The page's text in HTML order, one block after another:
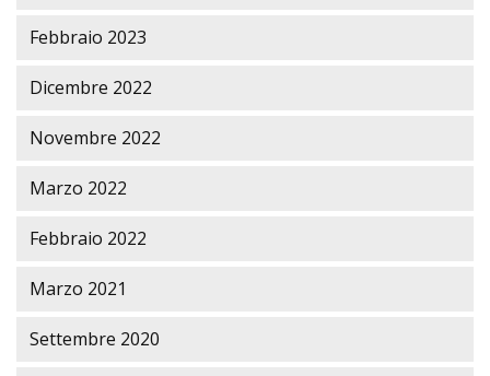
Febbraio 2023
Dicembre 2022
Novembre 2022
Marzo 2022
Febbraio 2022
Marzo 2021
Settembre 2020